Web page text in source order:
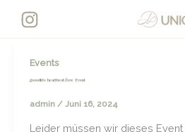
Inhalt
Events
gooodlife heartbeat.flow Event
admin / Juni 16, 2024
Leider müssen wir dieses Event